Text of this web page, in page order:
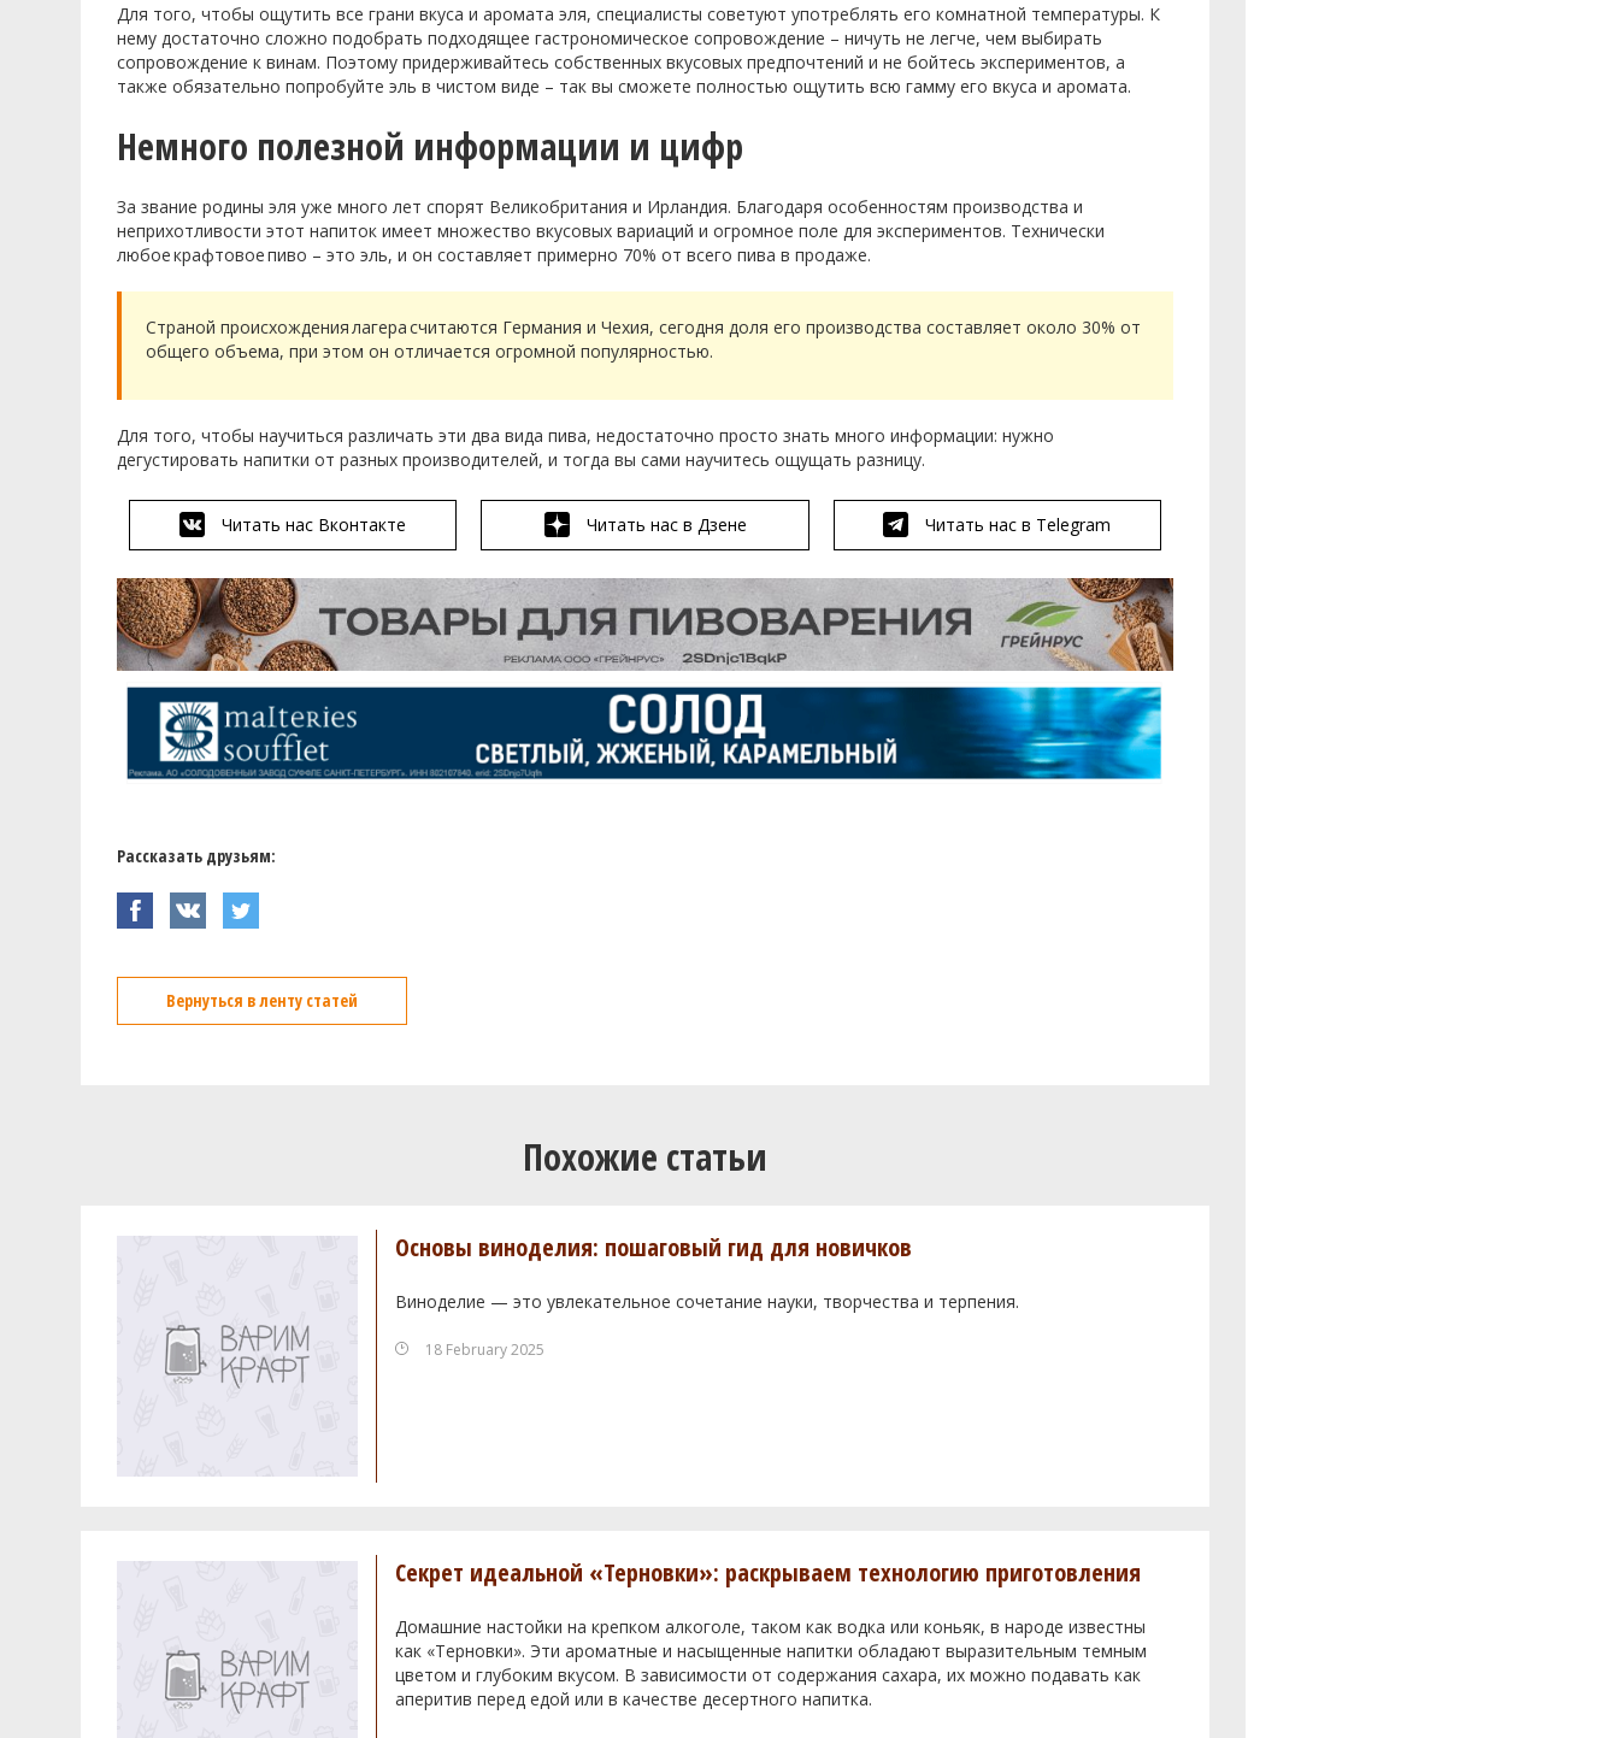
Для того, чтобы ощутить все грани вкуса и аромата эля, специалисты советуют употреблять его комнатной температуры. К
нему достаточно сложно подобрать подходящее гастрономическое сопровождение – ничуть не легче, чем выбирать
сопровождение к винам. Поэтому придерживайтесь собственных вкусовых предпочтений и не бойтесь экспериментов, а
также обязательно попробуйте эль в чистом виде – так вы сможете полностью ощутить всю гамму его вкуса и аромата.
Немного полезной информации и цифр
За звание родины эля уже много лет спорят Великобритания и Ирландия. Благодаря особенностям производства и
неприхотливости этот напиток имеет множество вкусовых вариаций и огромное поле для экспериментов. Технически
любоекрафтовоепиво – это эль, и он составляет примерно 70% от всего пива в продаже.
Страной происхождения лагерасчитаются Германия и Чехия, сегодня доля его производства составляет около 30% от
общего объема, при этом он отличается огромной популярностью.
Для того, чтобы научиться различать эти два вида пива, недостаточно просто знать много информации: нужно
дегустировать напитки от разных производителей, и тогда вы сами научитесь ощущать разницу.
Читать нас Вконтакте Читать нас в Дзене Читать нас в Telegram
Рассказать друзьям:
Вернуться в ленту статей
Похожие статьи
Основы виноделия: пошаговый гид для новичков
Виноделие — это увлекательное сочетание науки, творчества и терпения.
18 February 2025
Секрет идеальной «Терновки»: раскрываем технологию приготовления
Домашние настойки на крепком алкоголе, таком как водка или коньяк, в народе известны
как «Терновки». Эти ароматные и насыщенные напитки обладают выразительным темным
цветом и глубоким вкусом. В зависимости от содержания сахара, их можно подавать как
аперитив перед едой или в качестве десертного напитка.